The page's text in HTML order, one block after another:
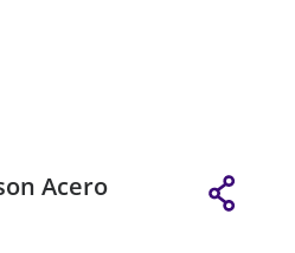
Acero